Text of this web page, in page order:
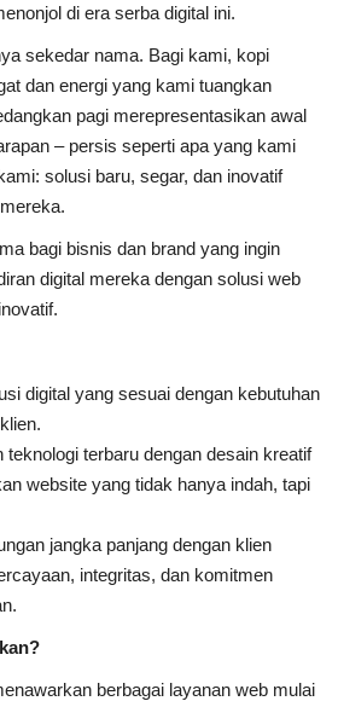
di era serba digital ini.
sekedar nama. Bagi kami, kopi
dan energi yang kami tuangkan
pagi merepresentasikan awal
– persis seperti apa yang kami
solusi baru, segar, dan inovatif
bagi bisnis dan brand yang ingin
digital mereka dengan solusi web
digital yang sesuai dengan kebutuhan
teknologi terbaru dengan desain kreatif
website yang tidak hanya indah, tapi
jangka panjang dengan klien
integritas, dan komitmen
berbagai layanan web mulai